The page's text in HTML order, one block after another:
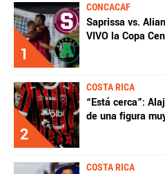
1
CONCACAF
Saprissa vs.
VIVO la Copa
2
COSTA RICA
“Está cerca”:
de una figura
COSTA RICA